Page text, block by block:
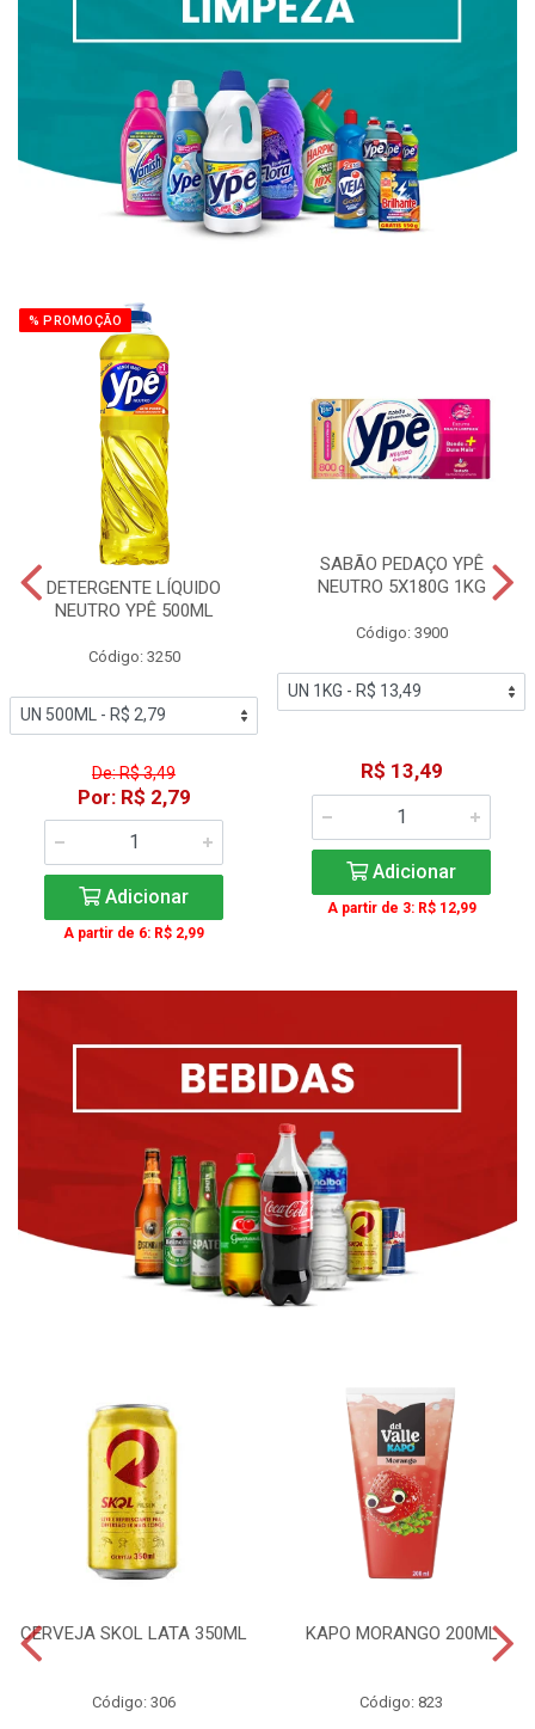
% PROMOÇÃO
DETERGENTE LÍQUIDO
NEUTRO YPÊ 500ML
Código: 3250
De: R$ 3,49
Por: R$ 2,79
Adicionar
A partir de 6: R$ 2,99
SABÃO PEDAÇO YPÊ
NEUTRO 5X180G 1KG
Código: 3900
R$ 13,49
Adicionar
A partir de 3: R$ 12,99
CERVEJA SKOL LATA 350ML
Código: 306
KAPO MORANGO 200ML
Código: 823